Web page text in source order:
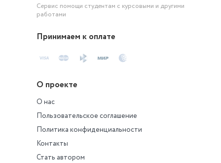
Сервис помощи студентам с курсовыми и другими
работами
Принимаем к оплате
О проекте
О нас
Пользовательское соглашение
Политика конфиденциальности
Контакты
Стать автором